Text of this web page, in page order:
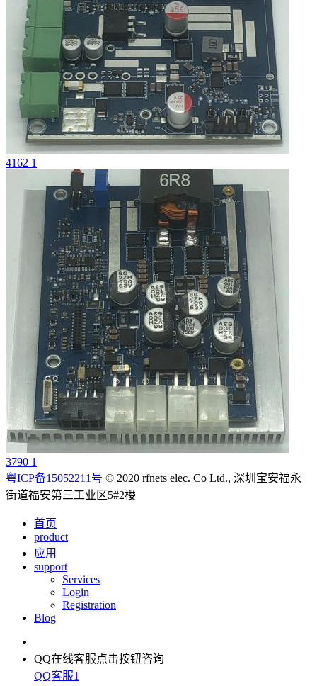
4162 1
3790 1
粤ICP备15052211号 © 2020 rfnets elec. Co Ltd., 深圳宝安福永
街道福安第三工业区5#2楼
首页
product
应用
support
Services
Login
Registration
Blog
QQ在线客服点击按钮咨询
QQ客服1